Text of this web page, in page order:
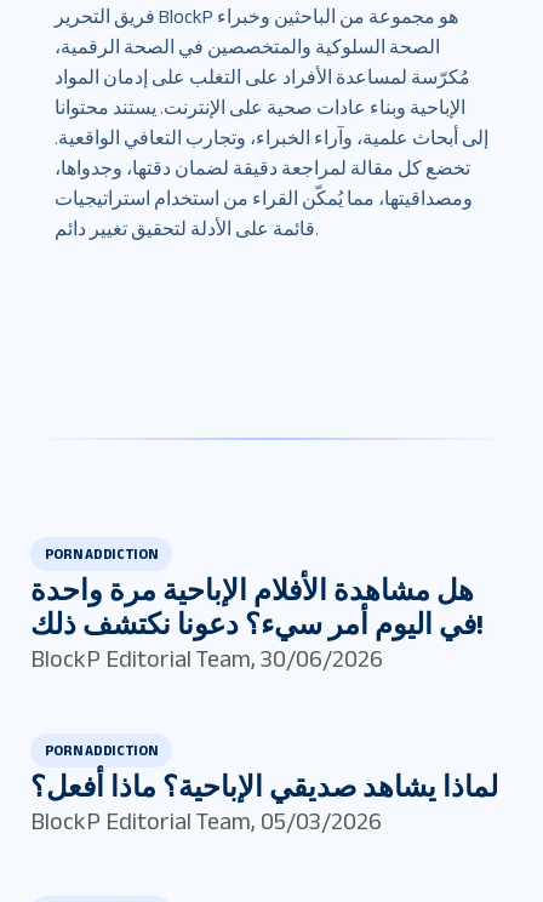
فريق التحرير BlockP هو مجموعة من الباحثين وخبراء
الصحة السلوكية والمتخصصين في الصحة الرقمية،
مُكرّسة لمساعدة الأفراد على التغلب على إدمان المواد
الإباحية وبناء عادات صحية على الإنترنت. يستند محتوانا
إلى أبحاث علمية، وآراء الخبراء، وتجارب التعافي الواقعية.
تخضع كل مقالة لمراجعة دقيقة لضمان دقتها، وجدواها،
ومصداقيتها، مما يُمكّن القراء من استخدام استراتيجيات
قائمة على الأدلة لتحقيق تغيير دائم.
PORN ADDICTION
هل مشاهدة الأفلام الإباحية مرة واحدة
في اليوم أمر سيء؟ دعونا نكتشف ذلك!
BlockP Editorial Team, 30/06/2026
PORN ADDICTION
لماذا يشاهد صديقي الإباحية؟ ماذا أفعل؟
BlockP Editorial Team, 05/03/2026